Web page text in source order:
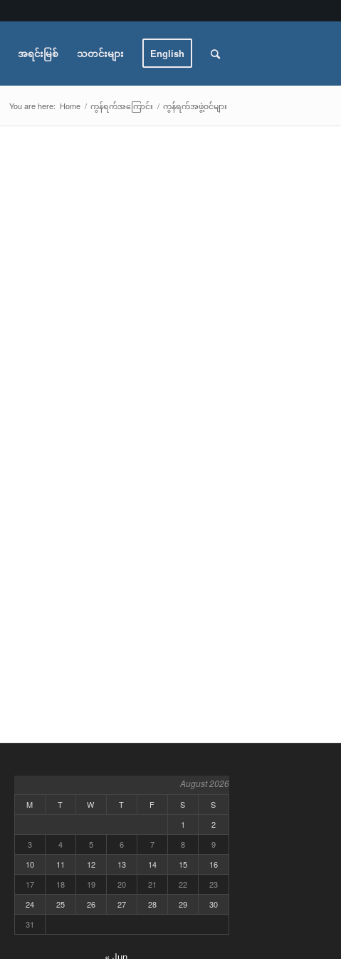
အရင်းမြစ် သတင်းများ English
You are here: Home / ကွန်ရက်အကြောင်း / ကွန်ရက်အဖွဲ့၀င်များ
August 2026
M T W T F S
S
1
2
3
4 5 6 7 8
9
10
11 12 13 14 15
16
17
18 19 20 21 22
23
24
25 26 27 28 29
30
31